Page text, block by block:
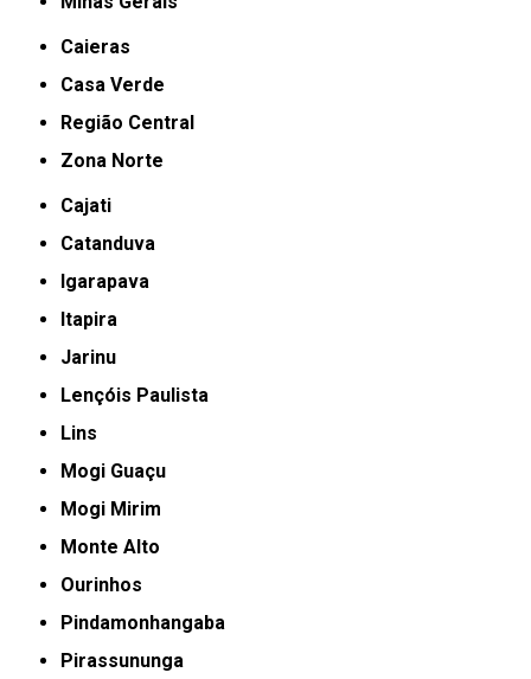
Caieras
Casa Verde
Região Central
Zona Norte
Cajati
Catanduva
Igarapava
Itapira
Jarinu
Lençóis Paulista
Lins
Mogi Guaçu
Mogi Mirim
Monte Alto
Ourinhos
Pindamonhangaba
Pirassununga